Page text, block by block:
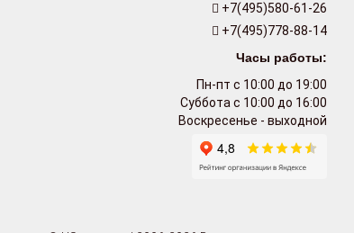
+7(495)580-61-26
+7(495)778-88-14
Часы работы:
Пн-пт с 10:00 до 19:00
Суббота с 10:00 до 16:00
Воскресенье - выходной